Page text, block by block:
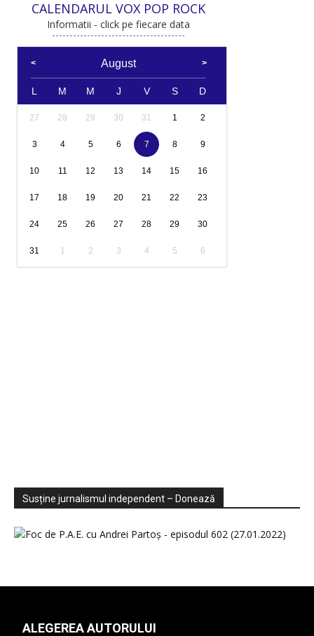
CALENDARUL VOX POP ROCK
Informatii - click pe fiecare data
August
L M M J V S D
27 28 29 30 31 1 2
3 4 5 6 7 8 9
10 11 12 13 14 15 16
17 18 19 20 21 22 23
24 25 26 27 28 29 30
31 1 2 3 4 5 6
Sondaje
Video
Susține jurnalismul independent – Donează
ALEGEREA AUTORULUI